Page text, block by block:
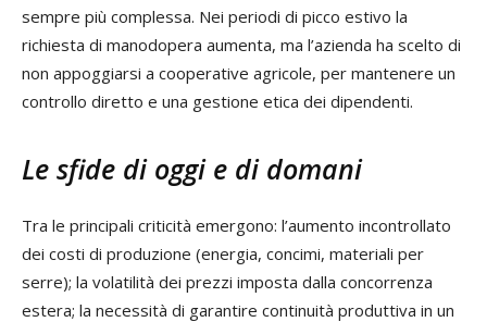
sempre più complessa. Nei periodi di picco estivo la
richiesta di manodopera aumenta, ma l’azienda ha scelto di
non appoggiarsi a cooperative agricole, per mantenere un
controllo diretto e una gestione etica dei dipendenti.
Le sfide di oggi e di domani
Tra le principali criticità emergono: l’aumento incontrollato
dei costi di produzione (energia, concimi, materiali per
serre); la volatilità dei prezzi imposta dalla concorrenza
estera; la necessità di garantire continuità produttiva in un